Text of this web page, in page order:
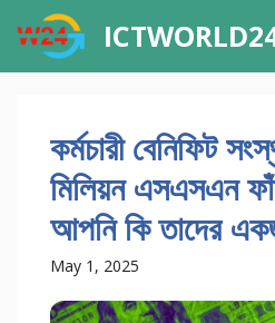
content
কর্মচারী বেনিফিট
মিলিয়ন এসএসএন
আপনি কি তাদের
May 1, 2025